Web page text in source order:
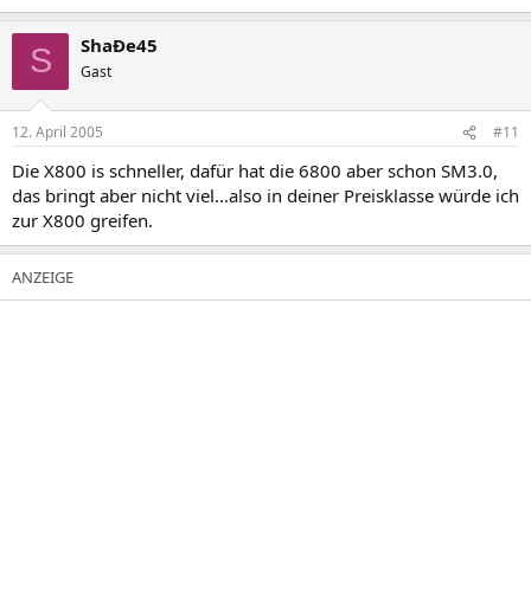
S ShaÐe45
Gast
12. April 2005 #11
Die X800 is schneller, dafür hat die 6800 aber schon SM3.0,
das bringt aber nicht viel...also in deiner Preisklasse würde ich
zur X800 greifen.